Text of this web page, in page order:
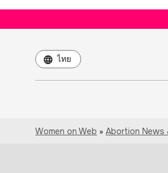
Choose
a
language
Women on Web » Abortion News